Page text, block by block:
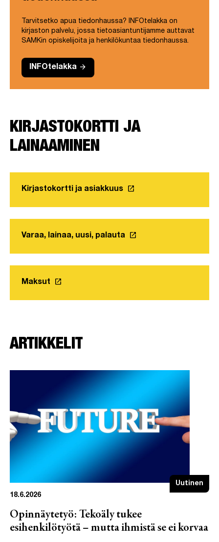
Tarvitsetko apua tiedonhaussa? INFOtelakka on
kirjaston palvelu, jossa tietoasiantuntijamme auttavat
SAMKin opiskelijoita ja henkilökuntaa tiedonhaussa.
INFOtelakka arrow_forward
KIRJASTOKORTTI JA
LAINAAMINEN
Kirjastokortti ja asiakkuus Linkki avautuu uuteen
launch
Varaa, lainaa, uusi, palauta Linkki avautuu uuteen
launch
Maksut Linkki avautuu uuteen välilehteen
launch
ARTIKKELIT
Uutinen
18.6.2026
Opinnäytetyö: Tekoäly tukee
esihenkilötyötä – mutta ihmistä se ei korvaa